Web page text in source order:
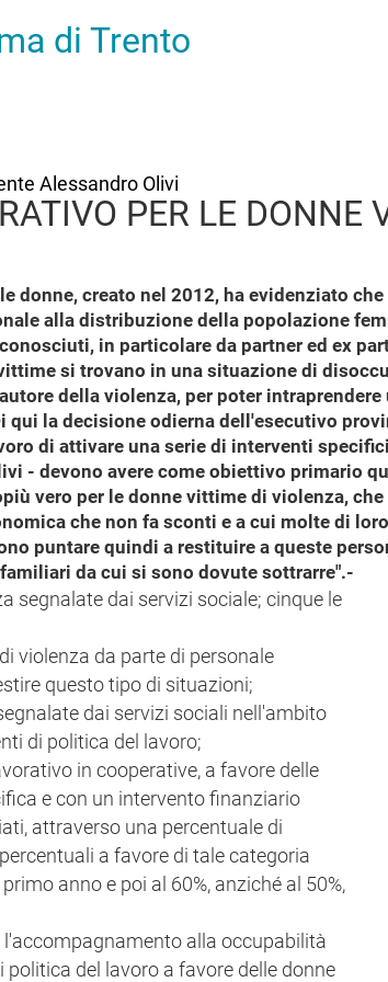
di Trento
Alessandro Olivi
PER LE DONNE
creato nel 2012, ha evidenziato
alla distribuzione della popolazione
in particolare da partner ed ex
si trovano in una situazione di
della violenza, per poter
la decisione odierna dell'esecutivo
di attivare una serie di interventi
- devono avere come obiettivo primario
vero per le donne vittime di violenza,
che non fa sconti e a cui molte di
puntare quindi a restituire a queste
da cui si sono dovute sottrarre".-
segnalate dai servizi sociale; cinque le
violenza da parte di personale
questo tipo di situazioni;
dai servizi sociali nell'ambito
di politica del lavoro;
in cooperative, a favore delle
e con un intervento finanziario
attraverso una percentuale di
a favore di tale categoria
anno e poi al 60%, anziché al 50%,
alla occupabilità
del lavoro a favore delle donne